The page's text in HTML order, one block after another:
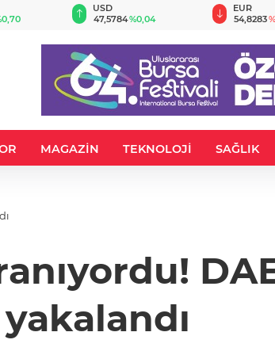
USD
47,5784%0,04
EUR
54,8283
MAGAZİN TEKNOLOJİ SAĞLIK
yakalandı